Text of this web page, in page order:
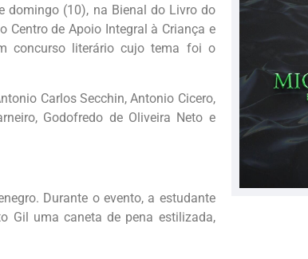
domingo (10), na Bienal do Livro do
Centro de Apoio Integral à Criança e
concurso literário cujo tema foi o
Carlos Secchin, Antonio Cicero,
Godofredo de Oliveira Neto e
Durante o evento, a estudante
Gil uma caneta de pena estilizada,